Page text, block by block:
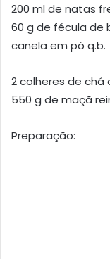
200 ml de natas
60 g de fécula de
canela em pó q.b.
2 colheres de
550 g de maçã
Preparação: